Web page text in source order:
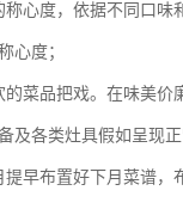
心度，依据不同口味
心度；
菜品把戏。在味美
及各类灶具假如呈现
早布置好下月菜谱